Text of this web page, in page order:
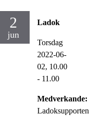
2
jun
Ladok
Torsdag
2022-06-
02, 10.00
- 11.00
Medverkande:
Ladoksupporten